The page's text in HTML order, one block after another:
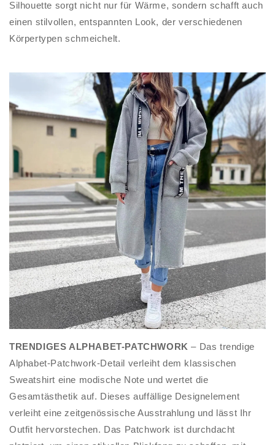
Silhouette sorgt nicht nur für Wärme, sondern schafft auch
einen stilvollen, entspannten Look, der verschiedenen
Körpertypen schmeichelt.
TRENDIGES ALPHABET-PATCHWORK – Das trendige
Alphabet-Patchwork-Detail verleiht dem klassischen
Sweatshirt eine modische Note und wertet die
Gesamtästhetik auf. Dieses auffällige Designelement
verleiht eine zeitgenössische Ausstrahlung und lässt Ihr
Outfit hervorstechen. Das Patchwork ist durchdacht